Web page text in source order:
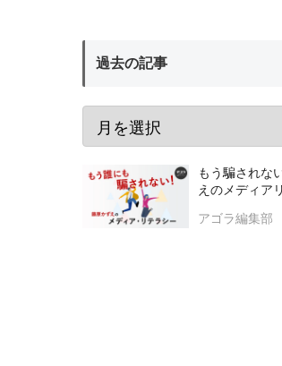
過去の記事
もう騙され
えのメディア
アゴラ編集部